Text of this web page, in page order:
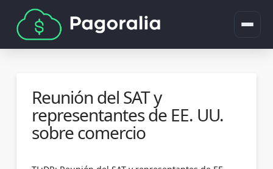
Reunión del SAT y
representantes de EE. UU.
sobre comercio